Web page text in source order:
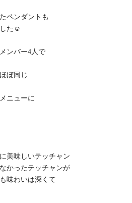
ペンダントも
した☺️
ンバー4人で
ぼ同じ
ニューに
美味しいテッチャン
かったテッチャンが
味わいは深くて